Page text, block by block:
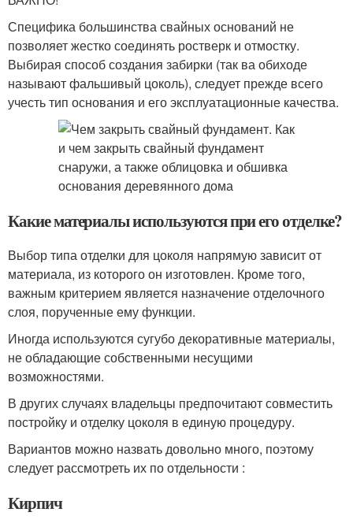
Специфика большинства свайных оснований не
позволяет жестко соединять ростверк и отмостку.
Выбирая способ создания забирки (так ва обиходе
называют фальшивый цоколь), следует прежде всего
учесть тип основания и его эксплуатационные качества.
Какие материалы используются при его отделке?
Выбор типа отделки для цоколя напрямую зависит от
материала, из которого он изготовлен. Кроме того,
важным критерием является назначение отделочного
слоя, порученные ему функции.
Иногда используются сугубо декоративные материалы,
не обладающие собственными несущими
возможностями.
В других случаях владельцы предпочитают совместить
постройку и отделку цоколя в единую процедуру.
Вариантов можно назвать довольно много, поэтому
следует рассмотреть их по отдельности :
Кирпич